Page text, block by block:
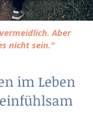
Aber
nicht sein."
im Leben